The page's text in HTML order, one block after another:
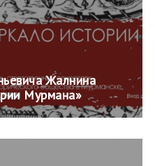
Жалнина
Мурмана»